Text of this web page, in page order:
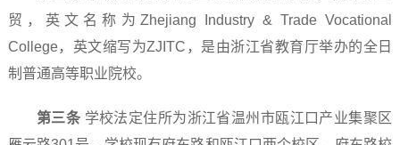
贸，英文名称为Zhejiang Industry & Trade Vocational
College，英文缩写为ZJITC，是由浙江省教育厅举办的全日
制普通高等职业院校。
第三条 学校法定住所为浙江省温州市瓯江口产业集聚区